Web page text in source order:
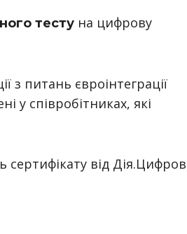
тесту на цифрову
з питань євроінтеграції
у співробітниках, які
сертифікату від